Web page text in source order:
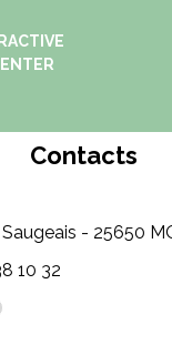
Contacts
Saugeais - 25650
10 32